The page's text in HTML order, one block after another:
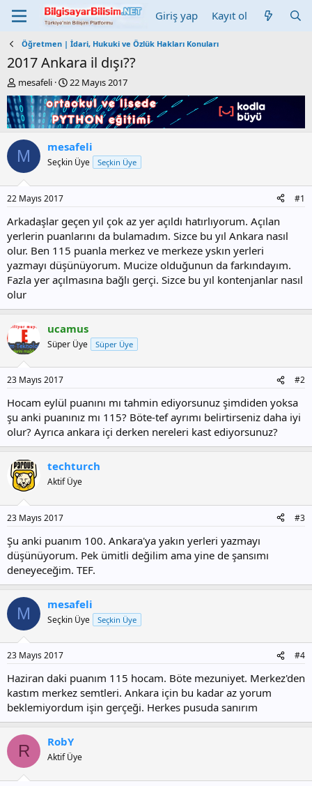
Giriş yap Kayıt ol
Öğretmen | İdari, Hukuki ve Özlük Hakları Konuları
2017 Ankara il dışı??
K
o
n
b
u
y
u
b
a
ş
l
a
t
n
mesafeli
B
a
ş
l
a
n
a
r
i
h
i
22 Mayıs 2017
M mesafeli
Seçkin Üye Seçkin Üye
22 Mayıs 2017 #1
Arkadaşlar geçen yıl çok az yer açıldı hatırlıyorum. Açılan
yerlerin puanlarını da bulamadım. Sizce bu yıl Ankara nasıl
olur. Ben 115 puanla merkez ve merkeze yskın yerleri
yazmayı düşünüyorum. Mucize olduğunun da farkındayım.
Fazla yer açılmasına bağlı gerçi. Sizce bu yıl kontenjanlar nasıl
olur
ucamus
Süper Üye Süper Üye
23 Mayıs 2017 #2
Hocam eylül puanını mı tahmin ediyorsunuz şimdiden yoksa
şu anki puanınız mı 115? Böte-tef ayrımı belirtirseniz daha iyi
olur? Ayrıca ankara içi derken nereleri kast ediyorsunuz?
techturch
Aktif Üye
23 Mayıs 2017 #3
Şu anki puanım 100. Ankara'ya yakın yerleri yazmayı
düşünüyorum. Pek ümitli değilim ama yine de şansımı
deneyeceğim. TEF.
M mesafeli
Seçkin Üye Seçkin Üye
23 Mayıs 2017 #4
Haziran daki puanım 115 hocam. Böte mezuniyet. Merkez'den
kastım merkez semtleri. Ankara için bu kadar az yorum
beklemiyordum işin gerçeği. Herkes pusuda sanırım
R RobY
Aktif Üye